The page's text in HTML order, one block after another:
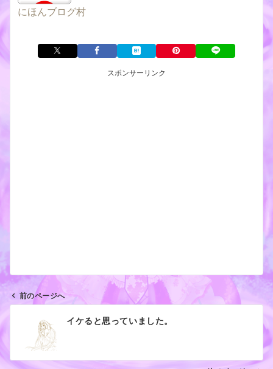
にほんブログ村
スポンサーリンク
ビ
前のページへ
イケると思っていました。